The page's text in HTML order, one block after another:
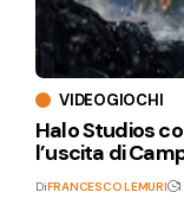
VIDEOGIOCHI
Halo Studios
l’uscita di
DiFRANCESCO LEMURI